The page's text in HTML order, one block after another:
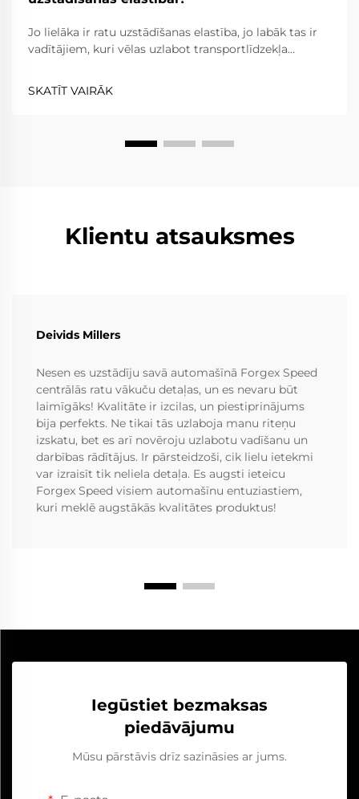
Jo lielāka ir ratu uzstādīšanas elastība, jo labāk tas ir
vadītājiem, kuri vēlas uzlabot transportlīdzekļa
Divdaļu rati ir elastīgāki nekā viendaļas rati, jo rata
SKATĪT VAIRĀK
Klientu atsauksmes
Deivids Millers
Nesen es uzstādīju savā automašīnā Forgex Speed
centrālās ratu vākuču detaļas, un es nevaru būt
laimīgāks! Kvalitāte ir izcilas, un piestiprinājums
bija perfekts. Ne tikai tās uzlaboja manu riteņu
izskatu, bet es arī novēroju uzlabotu vadīšanu un
darbības rādītājus. Ir pārsteidzoši, cik lielu ietekmi
var izraisīt tik neliela detaļa. Es augsti ieteicu
Forgex Speed visiem automašīnu entuziastiem,
kuri meklē augstākās kvalitātes produktus!
Iegūstiet bezmaksas
piedāvājumu
Mūsu pārstāvis drīz sazināsies ar jums.